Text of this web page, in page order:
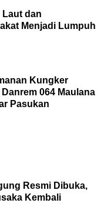
Laut dan
Menjadi Lumpuh
Kungker
064 Maulana
Pasukan
Resmi Dibuka,
Kembali